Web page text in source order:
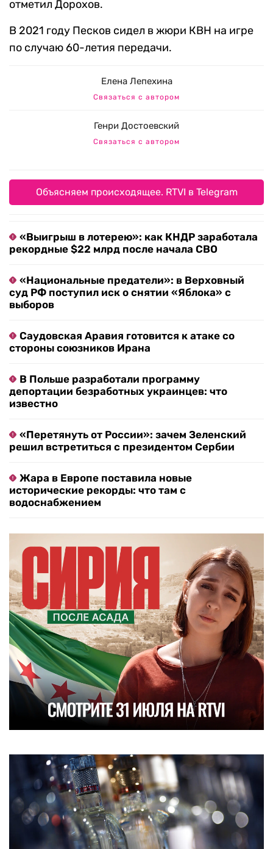
отметил Дорохов.
В 2021 году Песков сидел в жюри КВН на игре
по случаю 60-летия передачи.
Елена Лепехина
Связаться с автором
Генри Достоевский
Связаться с автором
Объясняем происходящее. RTVI в Telegram
«Выигрыш в лотерею»: как КНДР заработала
рекордные $22 млрд после начала СВО
«Национальные предатели»: в Верховный
суд РФ поступил иск о снятии «Яблока» с
выборов
Саудовская Аравия готовится к атаке со
стороны союзников Ирана
В Польше разработали программу
депортации безработных украинцев: что
известно
«Перетянуть от России»: зачем Зеленский
решил встретиться с президентом Сербии
Жара в Европе поставила новые
исторические рекорды: что там с
водоснабжением